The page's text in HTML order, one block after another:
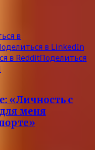
в
в LinkedIn
в RedditПоделиться
«Личность с
меня